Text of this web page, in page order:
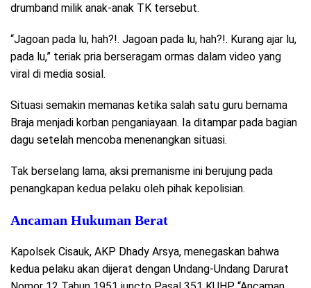
drumband milik anak-anak TK tersebut.
“Jagoan pada lu, hah?!. Jagoan pada lu, hah?!. Kurang ajar lu,
pada lu,” teriak pria berseragam ormas dalam video yang
viral di media sosial.
Situasi semakin memanas ketika salah satu guru bernama
Braja menjadi korban penganiayaan. Ia ditampar pada bagian
dagu setelah mencoba menenangkan situasi.
Tak berselang lama, aksi premanisme ini berujung pada
penangkapan kedua pelaku oleh pihak kepolisian.
Ancaman Hukuman Berat
Kapolsek Cisauk, AKP Dhady Arsya, menegaskan bahwa
kedua pelaku akan dijerat dengan Undang-Undang Darurat